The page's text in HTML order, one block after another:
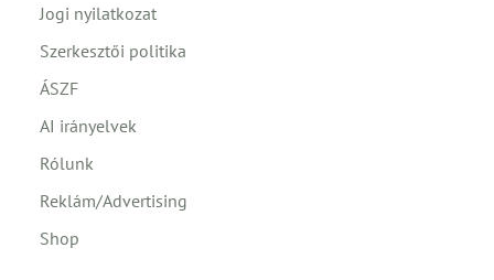
Jogi nyilatkozat
Szerkesztői politika
ÁSZF
AI irányelvek
Rólunk
Reklám/Advertising
Shop